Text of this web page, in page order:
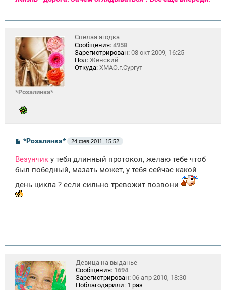
*Розалинка*
Спелая ягодка
Сообщения: 4958
Зарегистрирован: 08 окт 2009, 16:25
Пол: Женский
Откуда: ХМАО.г.Сургут
С
о
б
щ
н
и
е
*Розалинка* 24 фев 2011, 15:52
Везунчик у тебя длинный протокол, желаю тебе чтоб
был победный, мазать может, у тебя сейчас какой
день цикла ? если сильно тревожит позвони
Девица на выданье
Сообщения: 1694
Зарегистрирован: 06 апр 2010, 18:30
Поблагодарили: 1 раз